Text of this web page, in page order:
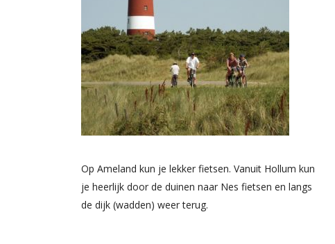
Op Ameland kun je lekker fietsen. Vanuit Hollum kun
je heerlijk door de duinen naar Nes fietsen en langs
de dijk (wadden) weer terug.